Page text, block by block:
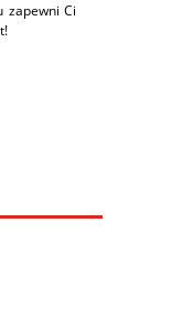
zapewni Ci